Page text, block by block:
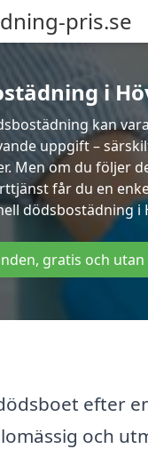
pris.se
i
kan
uppgift –
Men om du följer
får du en
dödsbostädning i
gratis och
efter
och